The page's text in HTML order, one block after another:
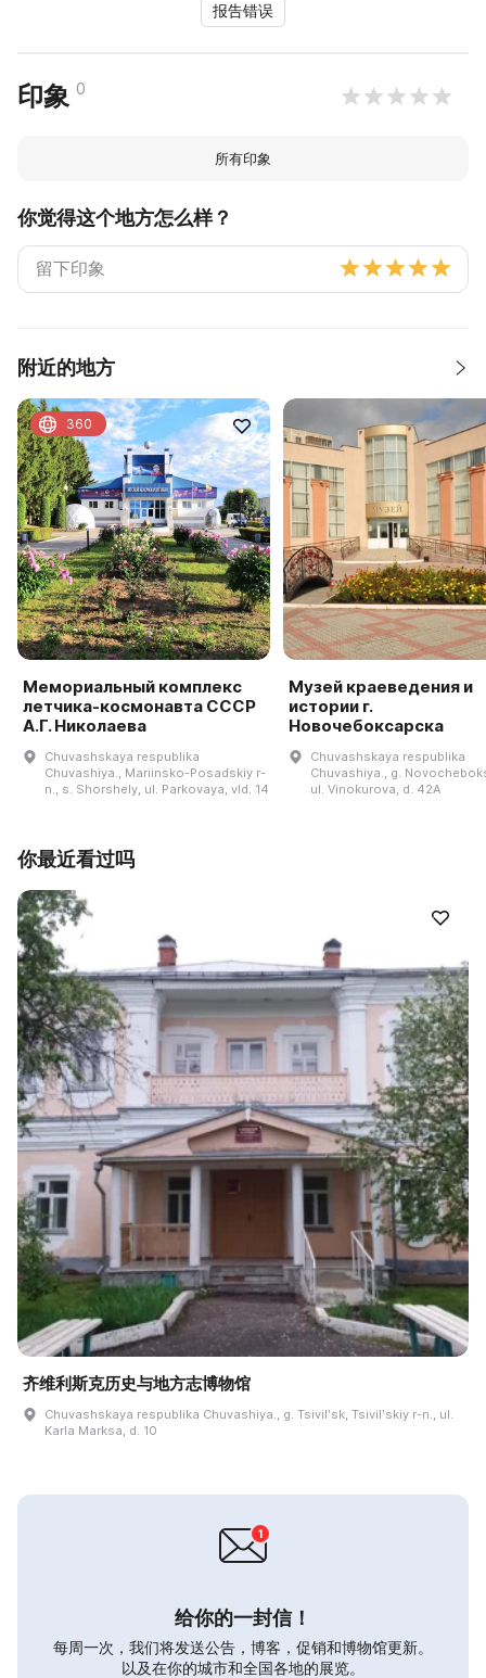
报告错误
印象 0
所有印象
你觉得这个地方怎么样？
附近的地方
Мемориальный комплекс
летчика-космонавта СССР
А.Г. Николаева
Chuvashskaya respublika
Chuvashiya., Mariinsko-Posadskiy r-
n., s. Shorshely, ul. Parkovaya, vld. 14
360
Музей краеведения и
истории г.
Новочебоксарска
Chuvashskaya respublika
Chuvashiya., g.
ul. Vinokurova, d. 42A
你最近看过吗
齐维利斯克历史与地方志博物馆
Chuvashskaya respublika Chuvashiya., g. Tsivilʹsk, Tsivilʹskiy r-n., ul.
Karla Marksa, d. 10
给你的一封信！
每周一次，我们将发送公告，博客，促销和博物馆更新。
以及在你的城市和全国各地的展览。